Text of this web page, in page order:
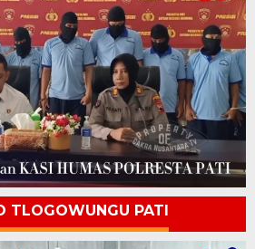
TLOGOWUNGU PATI